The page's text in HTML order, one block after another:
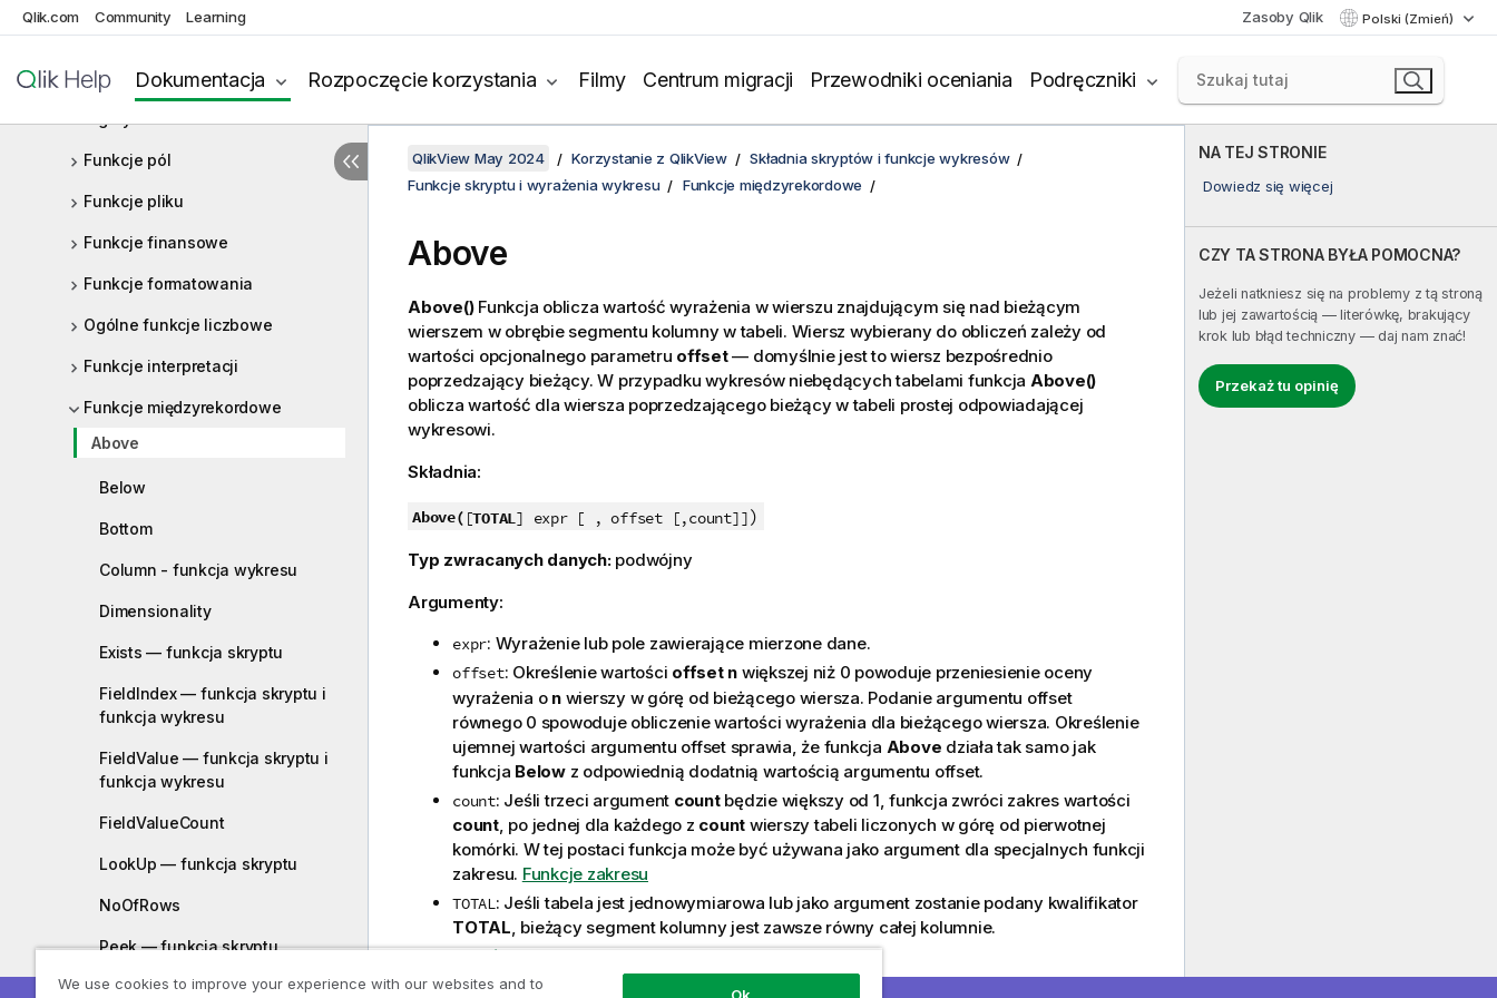
Qlik.com Community Learning Zasoby Qlik Polski (Zmień)
Dokumentacja Rozpoczęcie korzystania Filmy Centrum migracji Przewodniki oceniania Podręczniki
Funkcje daty i czasu
Funkcje wykładnicze i
Funkcje pól
Funkcje pliku
Funkcje finansowe
Funkcje formatowania
Ogólne funkcje liczbowe
Funkcje interpretacji
Funkcje międzyrekordowe
Above
Below
Bottom
Column - funkcja wykresu
Dimensionality
Exists — funkcja skryptu
FieldIndex — funkcja skryptu i
funkcja wykresu
FieldValue — funkcja skryptu i
funkcja wykresu
FieldValueCount
LookUp — funkcja skryptu
NoOfRows
Peek — funkcja skryptu
Previous — funkcja skryptu
NA TEJ STRONIE
Dowiedz się więcej
CZY TA STRONA BYŁA POMOCNA?
Jeżeli natkniesz się na problemy z tą stroną
lub jej zawartością — literówkę, brakujący
krok lub błąd techniczny — daj nam znać!
Przekaż tu opinię
QlikView May 2024 Korzystanie z QlikView
Składnia skryptów i funkcje wykresów
Funkcje skryptu i wyrażenia wykresu
Funkcje międzyrekordowe
Above
Above()Funkcja oblicza wartość wyrażenia w wierszu znajdującym się nad bieżącym
wierszem w obrębie segmentu kolumny w tabeli. Wiersz wybierany do obliczeń zależy od
wartości opcjonalnego parametru offset— domyślnie jest to wiersz bezpośrednio
poprzedzający bieżący. W przypadku wykresów niebędących tabelami funkcja Above()
oblicza wartość dla wiersza poprzedzającego bieżący w tabeli prostej odpowiadającej
wykresowi.
Składnia:
Above( [TOTAL] expr [ , offset [,count]])
Typ zwracanych danych: podwójny
Argumenty:
expr: Wyrażenie lub pole zawierające mierzone dane.
offset: Określenie wartości offset n większej niż 0 powoduje przeniesienie oceny
wyrażenia o nwierszy w górę od bieżącego wiersza. Podanie argumentu offset
równego 0 spowoduje obliczenie wartości wyrażenia dla bieżącego wiersza. Określenie
ujemnej wartości argumentu offset sprawia, że funkcja Above działa tak samo jak
funkcja Belowz odpowiednią dodatnią wartością argumentu offset.
count: Jeśli trzeci argument countbędzie większy od 1, funkcja zwróci zakres wartości
count, po jednej dla każdego z count wierszy tabeli liczonych w górę od pierwotnej
komórki. W tej postaci funkcja może być używana jako argument dla specjalnych funkcji
zakresu. Funkcje zakresu
TOTAL: Jeśli tabela jest jednowymiarowa lub jako argument zostanie podany kwalifikator
TOTAL, bieżący segment kolumny jest zawsze równy całej kolumnie.
Określenie zakresu agregacji
We use cookies to improve your experience with our websites and to